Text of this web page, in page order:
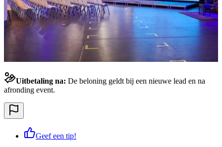
Uitbetaling na: De beloning geldt bij een nieuwe lead en na
afronding event.
Geef een tip!